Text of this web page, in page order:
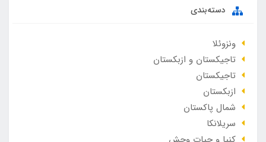
دسته‌بندی
ونزوئلا
تاجیکستان و ازبکستان
تاجیکستان
ازبکستان
شمال پاکستان
سریلانکا